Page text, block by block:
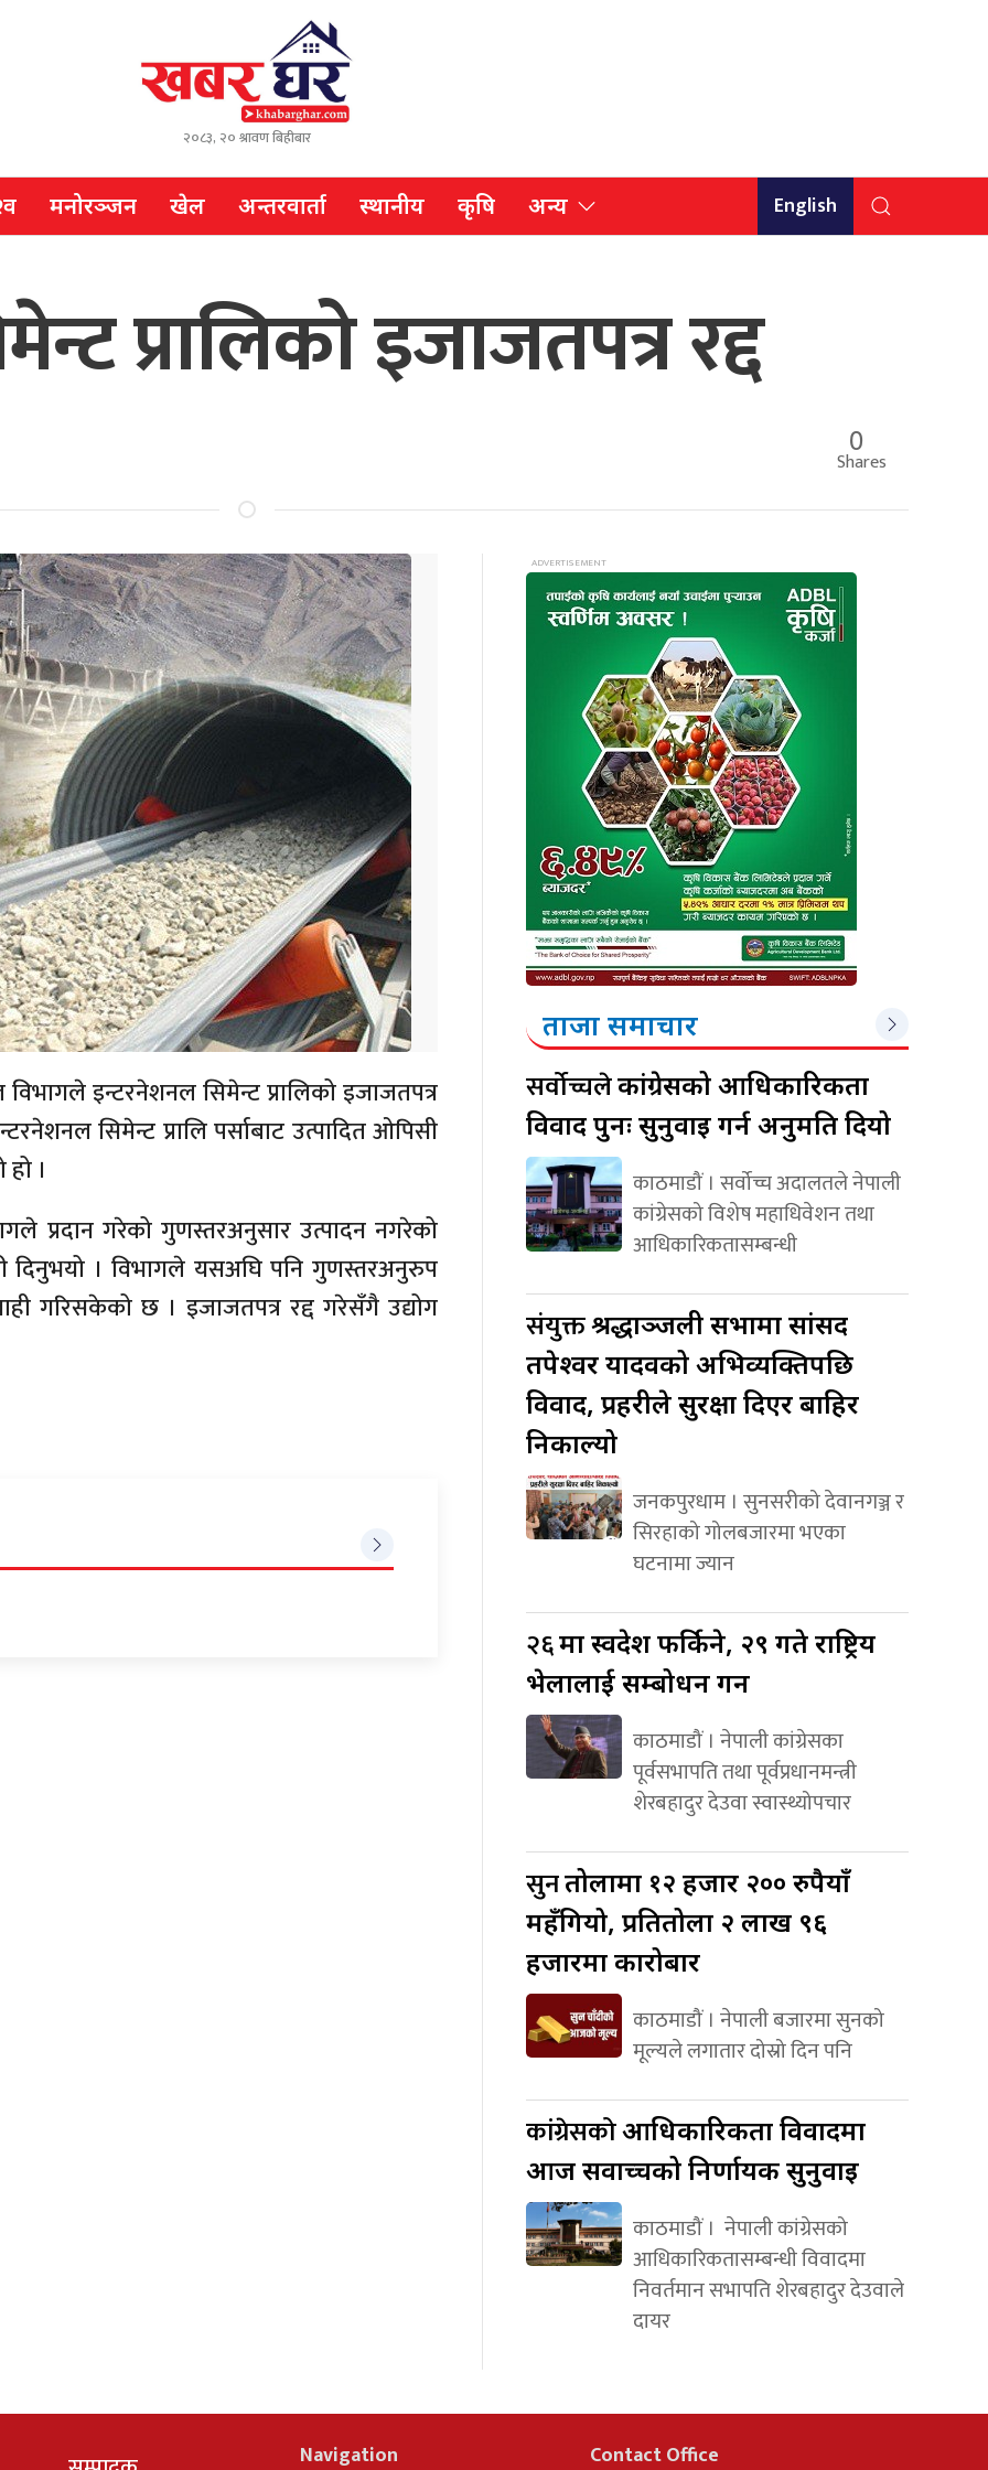
२०८३, २० श्रावण बिहीबार
मनोरञ्जन खेल अन्तरवार्ता स्थानीय कृषि अन्य English
प्रालिको इजाजतपत्र रद्द
0
Shares
इन्टरनेशनल सिमेन्ट प्रालिको इजाजतपत्र
सिमेन्ट प्रालि पर्साबाट उत्पादित ओपिसी
।
प्रदान गरेको गुणस्तरअनुसार उत्पादन नगरेको
दिनुभयो । विभागले यसअघि पनि गुणस्तरअनुरुप
गरिसकेको छ । इजाजतपत्र रद्द गरेसँगै उद्योग
ताजा समाचार
सर्वोच्चलेकांग्रेसको आधिकारिकता
विवाद पुनः सुनुवाइ गर्न अनुमति दियो
काठमाडौं । सर्वोच्च अदालतले नेपाली
कांग्रेसको विशेष महाधिवेशन तथा
आधिकारिकतासम्बन्धी
संयुक्तश्रद्धाञ्जली सभामा सांसद
तपेश्वर यादवको अभिव्यक्तिपछि
विवाद, प्रहरीले सुरक्षा दिएर बाहिर
निकाल्यो
जनकपुरधाम । सुनसरीको देवानगञ्ज र
सिरहाको गोलबजारमा भएका
घटनामा ज्यान
२६मा स्वदेश फर्किने, २९ गते राष्ट्रिय
भेलालाई सम्बोधन गर्ने
काठमाडौं । नेपाली कांग्रेसका
पूर्वसभापति तथा पूर्वप्रधानमन्त्री
शेरबहादुर देउवा स्वास्थ्योपचार
सुनतोलामा १२ हजार २०० रुपैयाँ
महँगियो, प्रतितोला २ लाख ९६
हजारमा कारोबार
काठमाडौं । नेपाली बजारमा सुनको
मूल्यले लगातार दोस्रो दिन पनि
कांग्रेसकोआधिकारिकता विवादमा
आज सर्वोच्चको निर्णायक सुनुवाइ
काठमाडौं । नेपाली कांग्रेसको
आधिकारिकतासम्बन्धी विवादमा
निवर्तमान सभापति शेरबहादुर देउवाले
दायर
Navigation Contact Office